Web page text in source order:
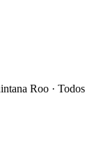
Roo · Todos